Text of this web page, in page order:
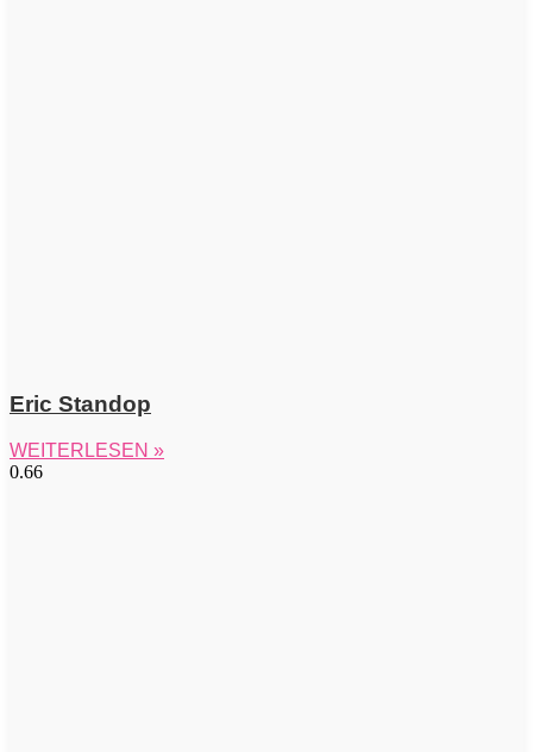
Eric Standop
WEITERLESEN »